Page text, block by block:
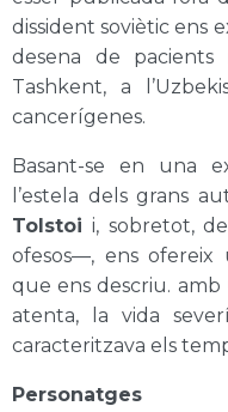
dissident soviètic ens
desena de
Tashkent, a
cancerígenes.
Basant-se en una
l’estela dels grans
Tolstoi i, sobretot,
ofesos—, ens ofereix
que ens descriu.
atenta, la vida
caracteritzava els
Personatges